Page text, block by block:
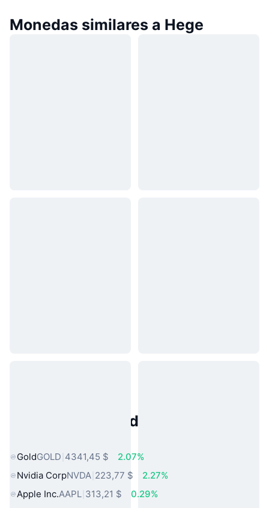
Monedas similares a Hege
Activos del Mundo Real
GoldGOLD 4341,45 $
2.07%
Nvidia CorpNVDA 223,77 $
2.27%
Apple Inc.AAPL 313,21 $
0.29%